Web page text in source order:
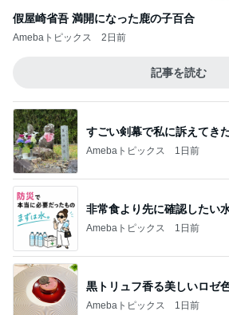
假屋崎省吾 満開になった鹿の子百合
Amebaトピックス 2日前
記事を読む
すごい剣幕で私に訴えてき
Amebaトピックス 1日前
非常食より先に確認したい
Amebaトピックス 1日前
黒トリュフ香る美しいロゼ
Amebaトピックス 1日前